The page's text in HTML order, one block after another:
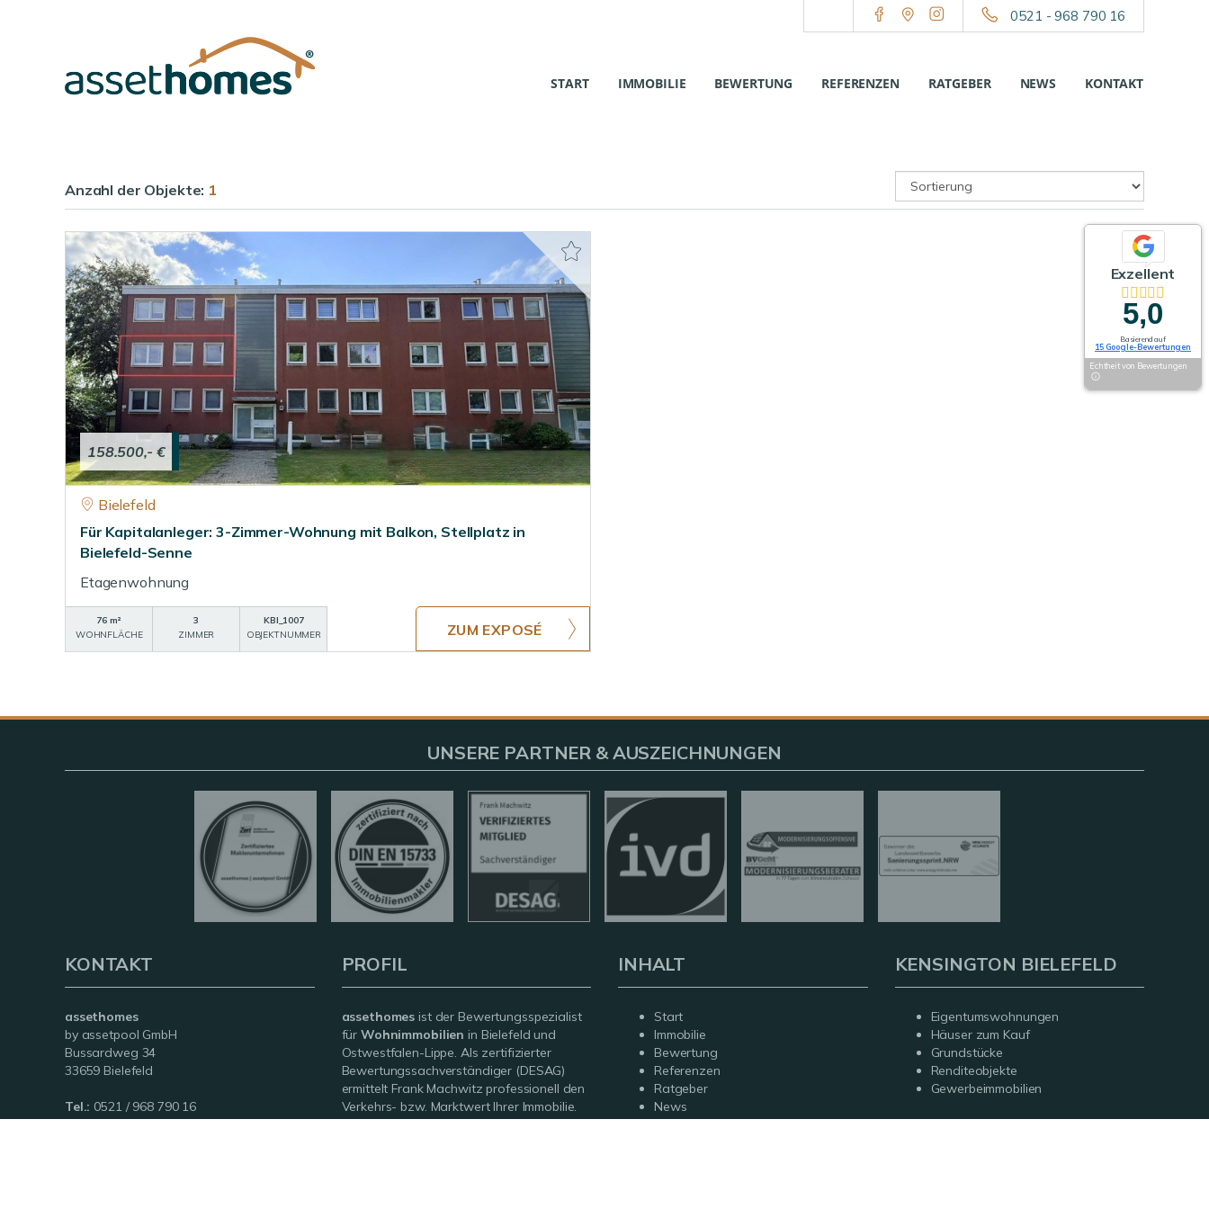
0521 - 968 790 16
START IMMOBILIE BEWERTUNG REFERENZEN RATGEBER NEWS KONTAKT
Anzahl der Objekte: 1
158.500,- €
Bielefeld
Für Kapitalanleger: 3-Zimmer-Wohnung mit Balkon, Stellplatz in
Bielefeld-Senne
Etagenwohnung
76 m²
WOHNFLÄCHE
3
ZIMMER
KBI_1007
OBJEKTNUMMER
ZUM EXPOSÉ
Exzellent
5,0
Basierend auf
15 Google-Bewertungen
Echtheit von Bewertungen
UNSERE PARTNER & AUSZEICHNUNGEN
KONTAKT
assethomes
by assetpool GmbH
Bussardweg 34
33659 Bielefeld
Tel.: 0521 / 968 790 16
Fax:0521 / 968 790 20
PROFIL
assethomes ist der Bewertungsspezialist
für Wohnimmobilien in Bielefeld und
Ostwestfalen-Lippe. Als zertifizierter
Bewertungssachverständiger (DESAG)
ermittelt Frank Machwitz professionell den
Verkehrs- bzw. Marktwert Ihrer Immobilie.
Egal ob für den Verkauf,
INHALT
Start
Immobilie
Bewertung
Referenzen
Ratgeber
News
Kontakt
KENSINGTON BIELEFELD
Eigentumswohnungen
Häuser zum Kauf
Grundstücke
Renditeobjekte
Gewerbeimmobilien